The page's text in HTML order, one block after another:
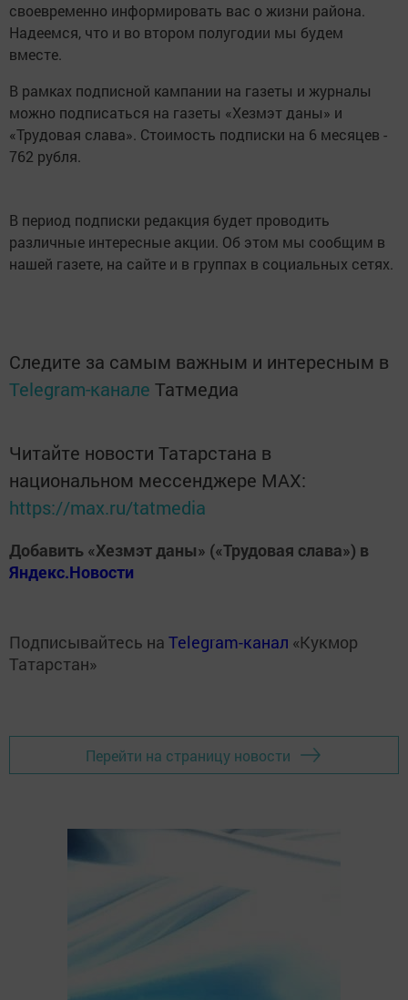
своевременно информировать вас о жизни района.
Надеемся, что и во втором полугодии мы будем
вместе.
В рамках подписной кампании на газеты и журналы
можно подписаться на газеты «Хезмэт даны» и
«Трудовая слава». Стоимость подписки на 6 месяцев -
762 рубля.
В период подписки редакция будет проводить
различные интересные акции. Об этом мы сообщим в
нашей газете, на сайте и в группах в социальных сетях.
Следите за самым важным и интересным в
Telegram-канале Татмедиа
Читайте новости Татарстана в
национальном мессенджере MАХ:
https://max.ru/tatmedia
Добавить «Хезмэт даны» («Трудовая слава») в
Яндекс.Новости
Подписывайтесь на Telegram-канал «Кукмор
Татарстан»
Перейти на страницу новости